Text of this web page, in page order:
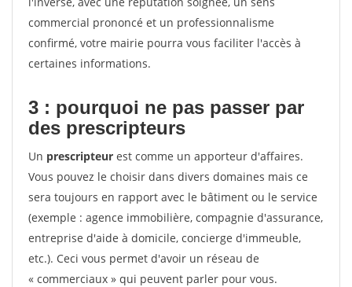
commercial prononcé et un professionnalisme
confirmé, votre mairie pourra vous faciliter l'accès à
certaines informations.
3 : pourquoi ne pas passer par
des prescripteurs
Un prescripteur est comme un apporteur d'affaires.
Vous pouvez le choisir dans divers domaines mais ce
sera toujours en rapport avec le bâtiment ou le service
(exemple : agence immobilière, compagnie d'assurance,
entreprise d'aide à domicile, concierge d'immeuble,
etc.). Ceci vous permet d'avoir un réseau de
« commerciaux » qui peuvent parler pour vous.